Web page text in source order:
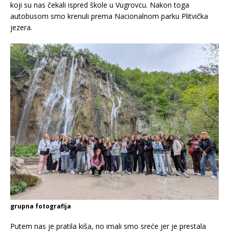
koji su nas čekali ispred škole u Vugrovcu. Nakon toga
autobusom smo krenuli prema Nacionalnom parku Plitvička
jezera.
grupna fotografija
Putem nas je pratila kiša, no imali smo sreće jer je prestala